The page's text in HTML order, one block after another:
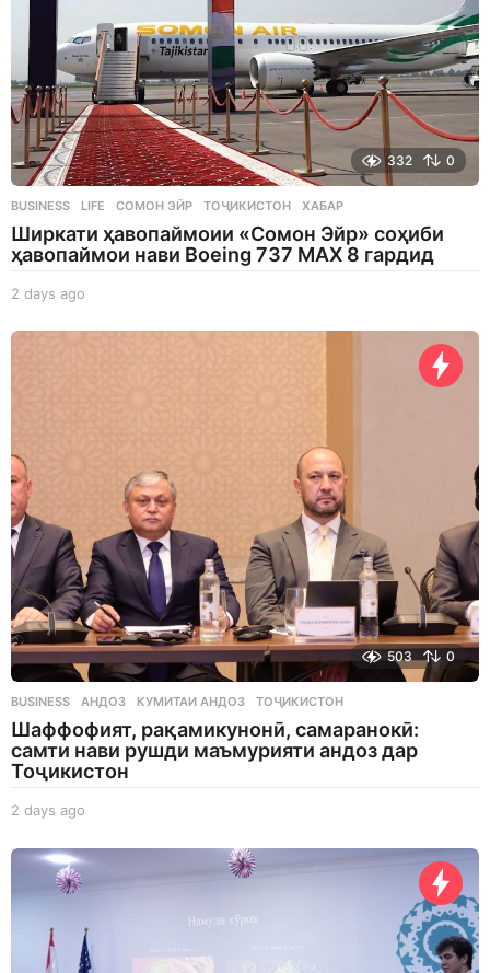
332 0
BUSINESS ,LIFE СОМОН ЭЙР ,ТОҶИКИСТОН ,ХАБАР
Ширкати ҳавопаймоии «Сомон Эйр» соҳиби
ҳавопаймои нави Boeing 737 MAX 8 гардид
2 days ago
a
503 0
BUSINESS АНДОЗ ,КУМИТАИ АНДОЗ ,ТОҶИКИСТОН
Шаффофият, рақамикунонӣ, самаранокӣ:
самти нави рушди маъмурияти андоз дар
Тоҷикистон
2 days ago
a
g
o